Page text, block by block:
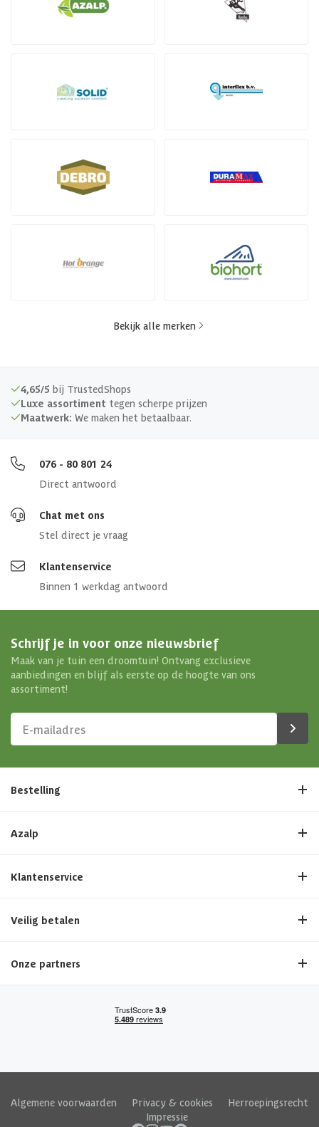
Bekijk alle merken
4,65/5 bij TrustedShops
Luxe assortiment tegen scherpe prijzen
Maatwerk: We maken het betaalbaar.
076 - 80 801 24
Direct antwoord
Chat met ons
Stel direct je vraag
Klantenservice
Binnen 1 werkdag antwoord
Schrijf je in voor onze nieuwsbrief
Maak van je tuin een droomtuin! Ontvang exclusieve
aanbiedingen en blijf als eerste op de hoogte van ons
assortiment!
Bestelling
Azalp
Klantenservice
Veilig betalen
Onze partners
Algemene voorwaarden Privacy & cookies
Herroepingsrecht
Impressie